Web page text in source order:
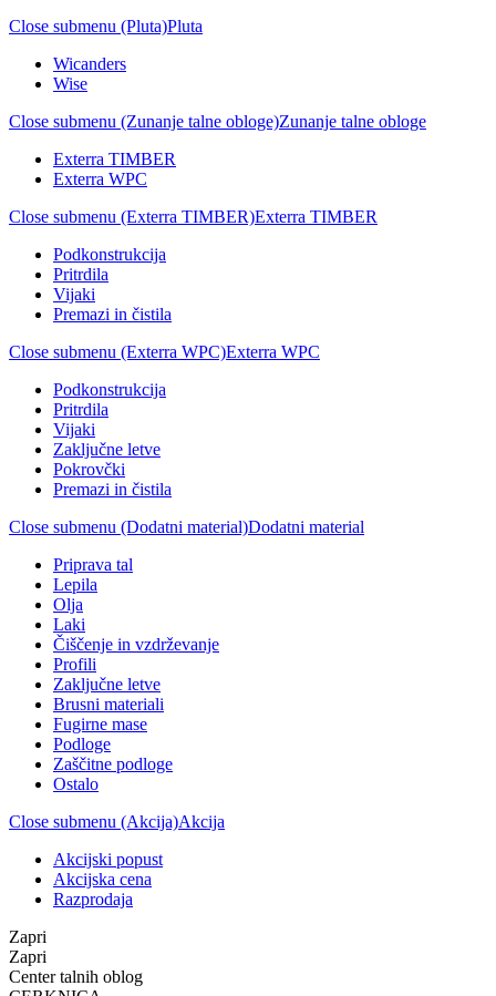
Close submenu (Pluta)Pluta
Wicanders
Wise
Close submenu (Zunanje talne obloge)Zunanje talne obloge
Exterra TIMBER
Exterra WPC
Close submenu (Exterra TIMBER)Exterra TIMBER
Podkonstrukcija
Pritrdila
Vijaki
Premazi in čistila
Close submenu (Exterra WPC)Exterra WPC
Podkonstrukcija
Pritrdila
Vijaki
Zaključne letve
Pokrovčki
Premazi in čistila
Close submenu (Dodatni material)Dodatni material
Priprava tal
Lepila
Olja
Laki
Čiščenje in vzdrževanje
Profili
Zaključne letve
Brusni materiali
Fugirne mase
Podloge
Zaščitne podloge
Ostalo
Close submenu (Akcija)Akcija
Akcijski popust
Akcijska cena
Razprodaja
Zapri
Zapri
Center talnih oblog